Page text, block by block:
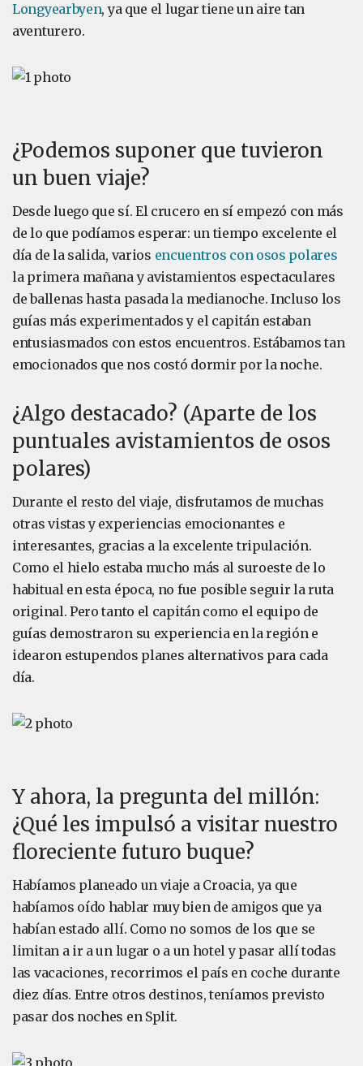
Longyearbyen, ya que el lugar tiene un aire tan
aventurero.
¿Podemos suponer que tuvieron
un buen viaje?
Desde luego que sí. El crucero en sí empezó con más
de lo que podíamos esperar: un tiempo excelente el
día de la salida, varios encuentros con osos polares
la primera mañana y avistamientos espectaculares
de ballenas hasta pasada la medianoche. Incluso los
guías más experimentados y el capitán estaban
entusiasmados con estos encuentros. Estábamos tan
emocionados que nos costó dormir por la noche.
¿Algo destacado? (Aparte de los
puntuales avistamientos de osos
polares)
Durante el resto del viaje, disfrutamos de muchas
otras vistas y experiencias emocionantes e
interesantes, gracias a la excelente tripulación.
Como el hielo estaba mucho más al suroeste de lo
habitual en esta época, no fue posible seguir la ruta
original. Pero tanto el capitán como el equipo de
guías demostraron su experiencia en la región e
idearon estupendos planes alternativos para cada
día.
Y ahora, la pregunta del millón:
¿Qué les impulsó a visitar nuestro
floreciente futuro buque?
Habíamos planeado un viaje a Croacia, ya que
habíamos oído hablar muy bien de amigos que ya
habían estado allí. Como no somos de los que se
limitan a ir a un lugar o a un hotel y pasar allí todas
las vacaciones, recorrimos el país en coche durante
diez días. Entre otros destinos, teníamos previsto
pasar dos noches en Split.